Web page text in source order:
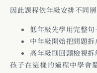
因此課程依年級安排不同層
低年級先學用完整句
中年級開始把問題拆
高年級則回頭檢視拆
孩子在這樣的過程中學會